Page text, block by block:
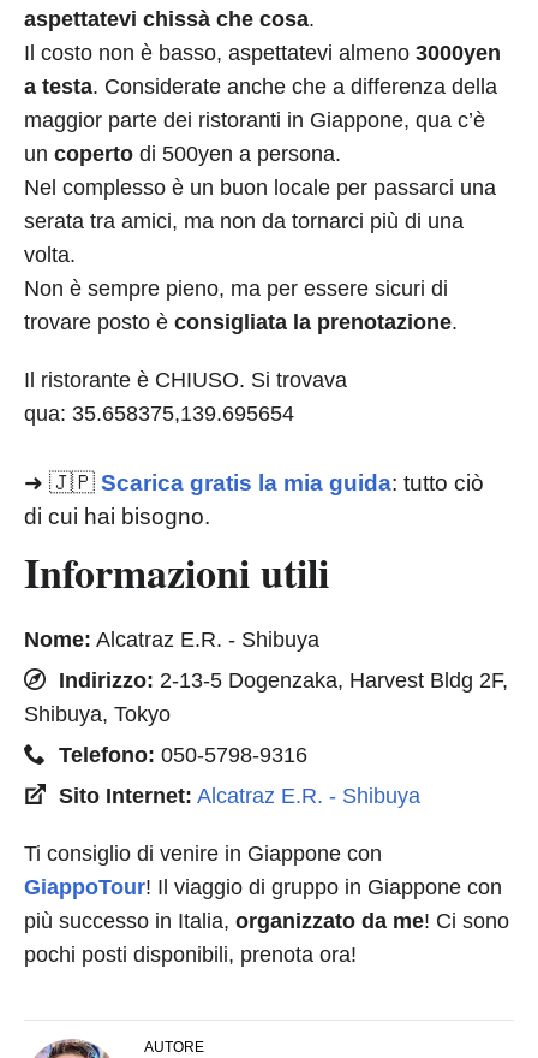
aspettatevi chissà che cosa.
Il costo non è basso, aspettatevi almeno 3000yen
a testa. Considerate anche che a differenza della
maggior parte dei ristoranti in Giappone, qua c’è
un coperto di 500yen a persona.
Nel complesso è un buon locale per passarci una
serata tra amici, ma non da tornarci più di una
volta.
Non è sempre pieno, ma per essere sicuri di
trovare posto è consigliata la prenotazione.
Il ristorante è CHIUSO. Si trovava
qua: 35.658375,139.695654
➜ 🇯🇵 Scarica gratis la mia guida: tutto ciò
di cui hai bisogno.
Informazioni utili
Nome: Alcatraz E.R. - Shibuya
Indirizzo: 2-13-5 Dogenzaka, Harvest Bldg 2F,
Shibuya, Tokyo
Telefono: 050-5798-9316
Sito Internet: Alcatraz E.R. - Shibuya
Ti consiglio di venire in Giappone con
GiappoTour! Il viaggio di gruppo in Giappone con
più successo in Italia, organizzato da me! Ci sono
pochi posti disponibili, prenota ora!
AUTORE